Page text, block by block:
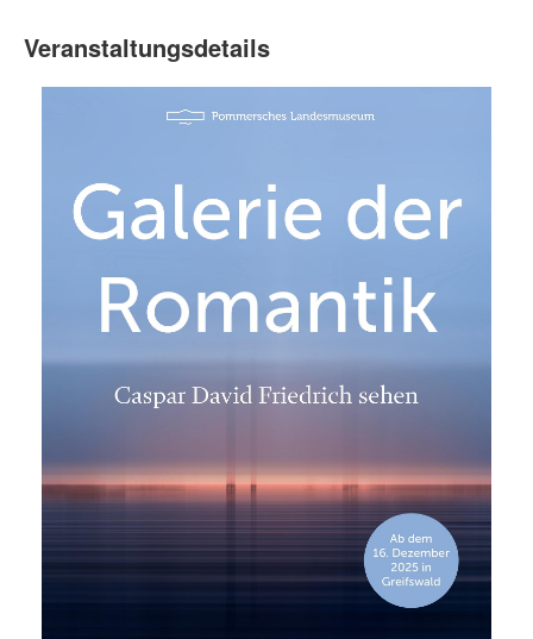
Veranstaltungsdetails